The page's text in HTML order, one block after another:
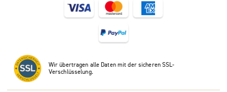
Wir übertragen alle Daten mit der sicheren SSL-
Verschlüsselung.